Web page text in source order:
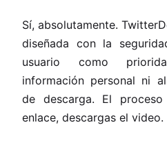
Sí, absolutamente.
diseñada con la
usuario como
información personal ni
de descarga. El
enlace, descargas el video.